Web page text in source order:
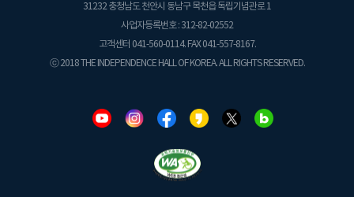
31232 충청남도 천안시 동남구 목천읍 독립기념관로 1
사업자등록번호 : 312-82-02552
고객센터 041-560-0114. FAX 041-557-8167.
ⓒ 2018 THE INDEPENDENCE HALL OF KOREA. ALL RIGHTS RESERVED.